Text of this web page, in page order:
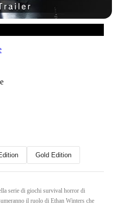
Gold Edition
serie di giochi survival horror di
il ruolo di Ethan Winters che